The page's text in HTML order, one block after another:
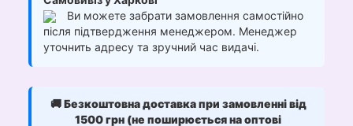
Ви можете забрати замовлення самостійно
після підтвердження менеджером. Менеджер
уточнить адресу та зручний час видачі.
🚚Безкоштовна доставка при замовленні від
1500 грн (не поширюється на оптові